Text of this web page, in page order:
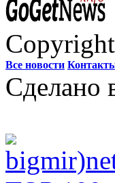
Все новости
Сделано